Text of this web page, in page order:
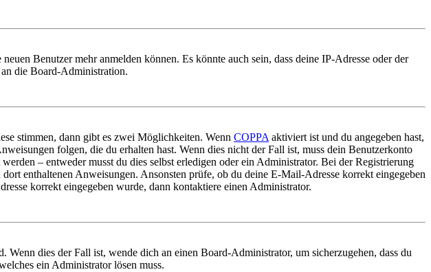
Benutzer mehr anmelden können. Es könnte auch sein, dass deine IP-Adresse oder der
die Board-Administration.
stimmen, dann gibt es zwei Möglichkeiten. Wenn COPPA aktiviert ist und du angegeben hast,
folgen, die du erhalten hast. Wenn dies nicht der Fall ist, muss dein Benutzerkonto
– entweder musst du dies selbst erledigen oder ein Administrator. Bei der Registrierung
enthaltenen Anweisungen. Ansonsten prüfe, ob du deine E-Mail-Adresse korrekt eingegeben
korrekt eingegeben wurde, dann kontaktiere einen Administrator.
dies der Fall ist, wende dich an einen Board-Administrator, um sicherzugehen, dass du
ein Administrator lösen muss.